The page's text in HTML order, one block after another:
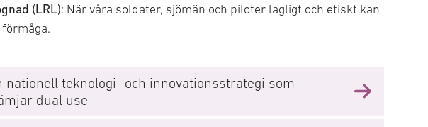
(LRL): När våra soldater, sjömän och piloter lagligt och etiskt kan
nationell teknologi- och innovationsstrategi som
dual use